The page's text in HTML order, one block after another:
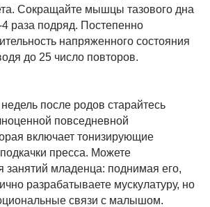
Сокращайте мышцы тазового дна
4 раза подряд. Постепенно
напряженного состояния
до 25 число повторов.
после родов старайтесь
повседневной
включает тонизирующие
пресса. Можете
занятий младенца: поднимая его,
разрабатываете мускулатуру, но
связи с малышом.